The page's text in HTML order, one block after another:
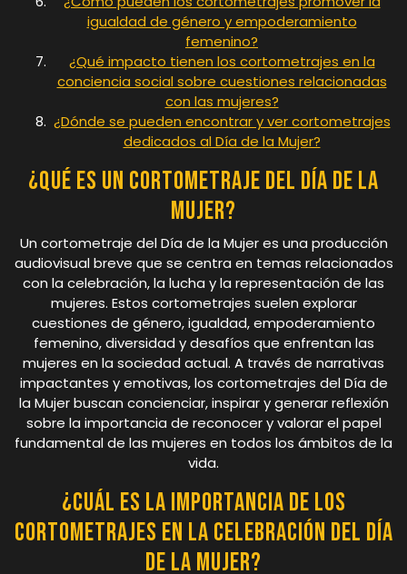
igualdad de género y empoderamiento
femenino?
¿Qué impacto tienen los cortometrajes en la
conciencia social sobre cuestiones relacionadas
con las mujeres?
¿Dónde se pueden encontrar y ver cortometrajes
dedicados al Día de la Mujer?
¿Qué es un cortometraje del Día de la
Mujer?
Un cortometraje del Día de la Mujer es una producción
audiovisual breve que se centra en temas relacionados
con la celebración, la lucha y la representación de las
mujeres. Estos cortometrajes suelen explorar
cuestiones de género, igualdad, empoderamiento
femenino, diversidad y desafíos que enfrentan las
mujeres en la sociedad actual. A través de narrativas
impactantes y emotivas, los cortometrajes del Día de
la Mujer buscan concienciar, inspirar y generar reflexión
sobre la importancia de reconocer y valorar el papel
fundamental de las mujeres en todos los ámbitos de la
vida.
¿Cuál es la importancia de los
cortometrajes en la celebración del Día
de la Mujer?